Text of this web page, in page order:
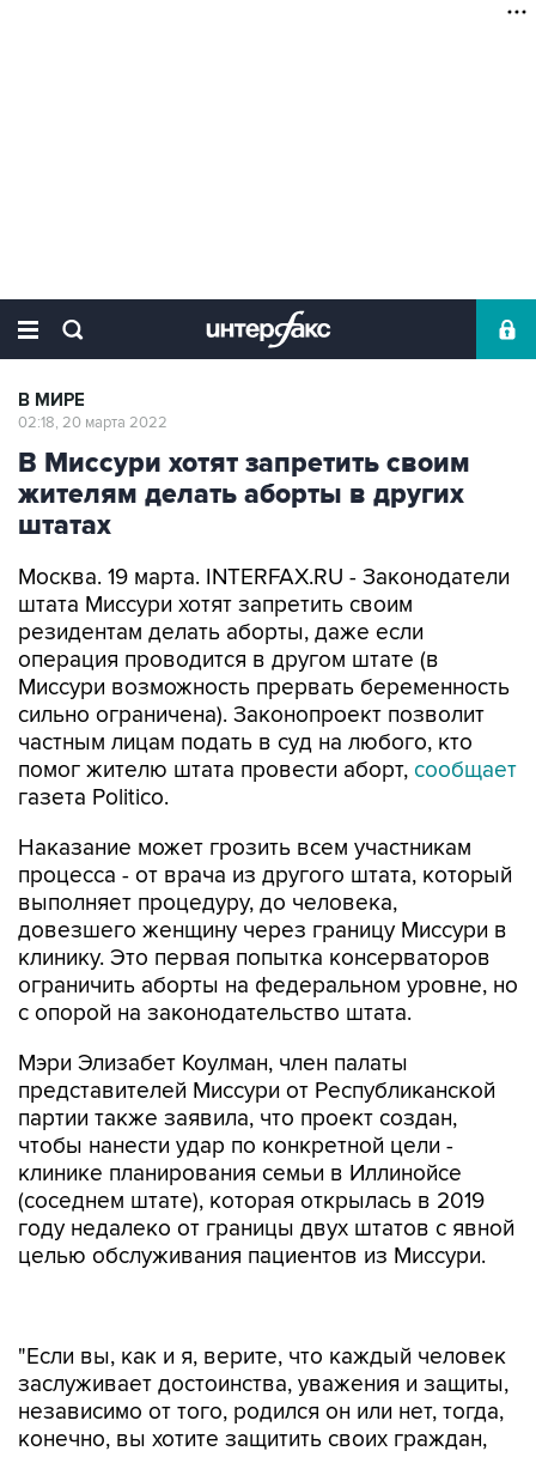
В МИРЕ
02:18, 20 марта 2022
В Миссури хотят запретить своим
жителям делать аборты в других
штатах
Москва. 19 марта. INTERFAX.RU - Законодатели
штата Миссури хотят запретить своим
резидентам делать аборты, даже если
операция проводится в другом штате (в
Миссури возможность прервать беременность
сильно ограничена). Законопроект позволит
частным лицам подать в суд на любого, кто
помог жителю штата провести аборт, сообщает
газета Politico.
Наказание может грозить всем участникам
процесса - от врача из другого штата, который
выполняет процедуру, до человека,
довезшего женщину через границу Миссури в
клинику. Это первая попытка консерваторов
ограничить аборты на федеральном уровне, но
с опорой на законодательство штата.
Мэри Элизабет Коулман, член палаты
представителей Миссури от Республиканской
партии также заявила, что проект создан,
чтобы нанести удар по конкретной цели -
клинике планирования семьи в Иллинойсе
(соседнем штате), которая открылась в 2019
году недалеко от границы двух штатов с явной
целью обслуживания пациентов из Миссури.
независимо от того, родился он или нет, тогда,
конечно, вы хотите защитить своих граждан,
где бы они ни находились", - сказала Коулман.
"Если жителю Миссури причинен вред, даже в